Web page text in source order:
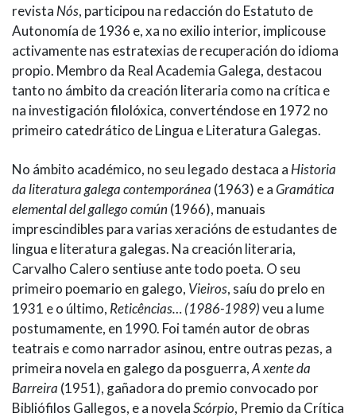
revista Nós, participou na redacción do Estatuto de
Autonomía de 1936 e, xa no exilio interior, implicouse
activamente nas estratexias de recuperación do idioma
propio. Membro da Real Academia Galega, destacou
tanto no ámbito da creación literaria como na crítica e
na investigación filolóxica, converténdose en 1972 no
primeiro catedrático de Lingua e Literatura Galegas.
No ámbito académico, no seu legado destaca a Historia
da literatura galega contemporánea (1963) e aGramática
elemental del gallego común(1966), manuais
imprescindibles para varias xeracións de estudantes de
lingua e literatura galegas. Na creación literaria,
Carvalho Calero sentiuse ante todo poeta. O seu
primeiro poemario en galego, Vieiros, saíu do prelo en
1931 e o último, Reticências… (1986-1989)veu a lume
postumamente, en 1990. Foi tamén autor de obras
teatrais e como narrador asinou, entre outras pezas, a
primeira novela en galego da posguerra,A xente da
Barreira (1951), gañadora do premio convocado por
Bibliófilos Gallegos, e a novelaScórpio, Premio da Crítica